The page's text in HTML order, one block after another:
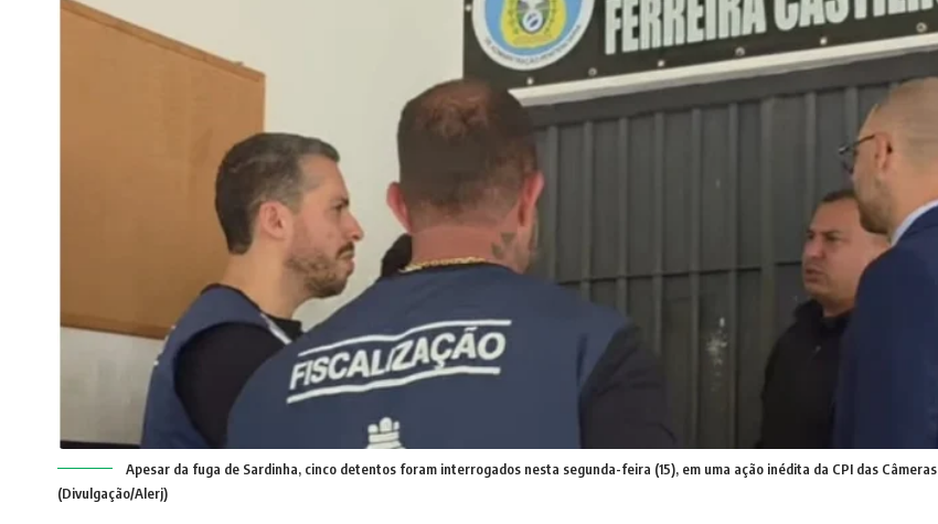
Apesar da fuga de Sardinha, cinco detentos foram interrogados nesta segunda-feira (15), em uma ação inédita da CPI das Câmeras
(Divulgação/Alerj)